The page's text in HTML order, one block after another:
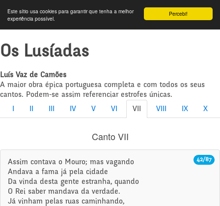
Percebi!
Este sítio usa cookies para garantir que tenha a melhor
experiência possível.
Os Lusíadas
Luís Vaz de Camões
A maior obra épica portuguesa completa e com todos os seus
cantos. Podem-se assim referenciar estrofes únicas.
IV V VI VII VIII IX X
Canto VII
42/87
Assim contava o Mouro; mas vagando
Andava a fama já pela cidade
Da vinda desta gente estranha, quando
O Rei saber mandava da verdade.
Já vinham pelas ruas caminhando,